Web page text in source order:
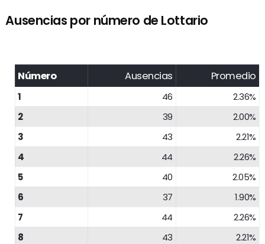
Ausencias por número de Lottario
Número Ausencias Promedio
1 46
2.36%
2
39
2.00%
3
43
2.21%
4
44
2.26%
5
40
2.05%
6
37
1.90%
7
44
2.26%
8
43
2.21%